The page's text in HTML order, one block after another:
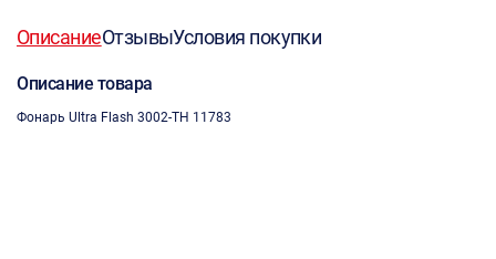
ОписаниеОтзывыУсловия покупки
Описание товара
Фонарь Ultra Flash 3002-ТН 11783